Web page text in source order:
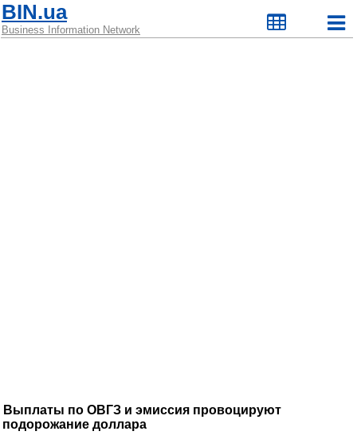
BIN.ua
Business Information Network
Выплаты по ОВГЗ и эмиссия провоцируют
подорожание доллара